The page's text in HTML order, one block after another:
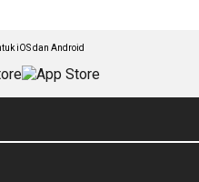
iOS dan Android